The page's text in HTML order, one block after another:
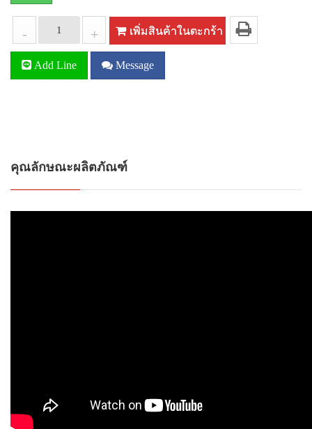
- + เพิ่มสินค้าในตะกร้า
Add Line Message
คุณลักษณะผลิตภัณฑ์